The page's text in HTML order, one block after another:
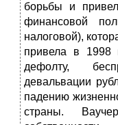
борьбы и
финансовой
налоговой),
привела в 1998
дефолту,
девальвации
падению
страны.